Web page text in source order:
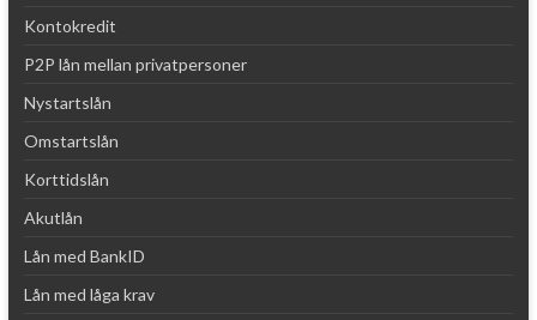
Kontokredit
P2P lån mellan privatpersoner
Nystartslån
Omstartslån
Korttidslån
Akutlån
Lån med BankID
Lån med låga krav